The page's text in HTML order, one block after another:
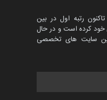
بین‌المللی
…
رتبه اول در بین
کرده است و در حال
بین سایت های تخصصی